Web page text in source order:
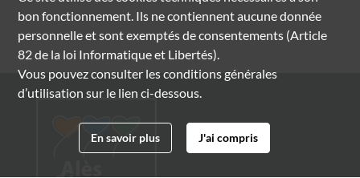
bon fonctionnement. Ils ne contiennent aucune donnée
personnelle et sont exemptés de consentements (Article
82 de la loi Informatique et Libertés).
Vous pouvez consulter les conditions générales
d’utilisation sur le lien ci-dessous.
En savoir plus J'ai compris